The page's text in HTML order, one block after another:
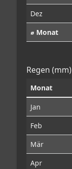
Dez
⌀ Monat
Regen (mm)
Monat
Jan
Feb
Mär
Apr